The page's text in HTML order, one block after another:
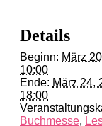
Details
Beginn: März
10:00
Ende: März 24,
18:00
Buchmesse,